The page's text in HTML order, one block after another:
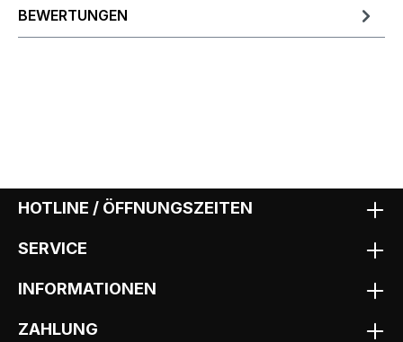
BEWERTUNGEN
HOTLINE / ÖFFNUNGSZEITEN
SERVICE
INFORMATIONEN
ZAHLUNG